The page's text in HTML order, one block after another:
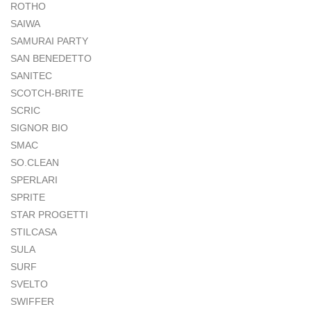
ROTHO
SAIWA
SAMURAI PARTY
SAN BENEDETTO
SANITEC
SCOTCH-BRITE
SCRIC
SIGNOR BIO
SMAC
SO.CLEAN
SPERLARI
SPRITE
STAR PROGETTI
STILCASA
SULA
SURF
SVELTO
SWIFFER